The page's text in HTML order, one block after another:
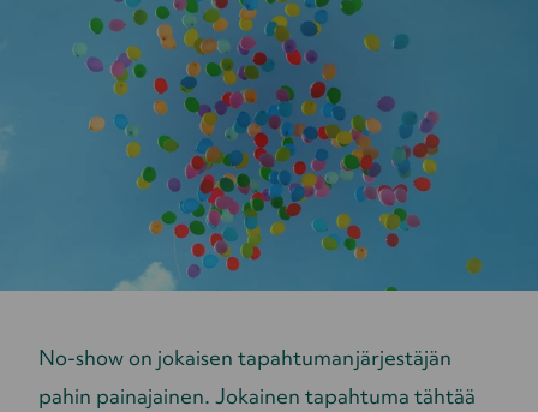
No-show on jokaisen tapahtumanjärjestäjän
pahin painajainen. Jokainen tapahtuma tähtää